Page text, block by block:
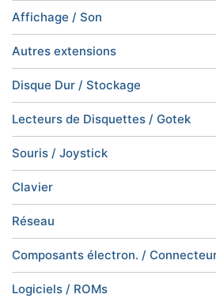
Affichage / Son
Autres extensions
Disque Dur / Stockage
Lecteurs de Disquettes / Gotek
Souris / Joystick
Clavier
Réseau
Composants électron. /
Logiciels / ROMs